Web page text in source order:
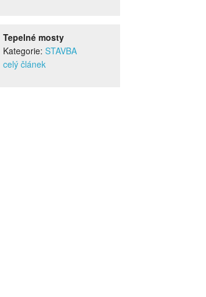
Tepelné mosty
Kategorie: STAVBA
celý článek